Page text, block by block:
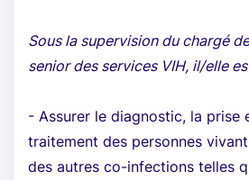
Sous la supervision du chargé
senior des services VIH, il/elle
- Assurer le diagnostic, la prise
traitement des personnes
des autres co-infections telles